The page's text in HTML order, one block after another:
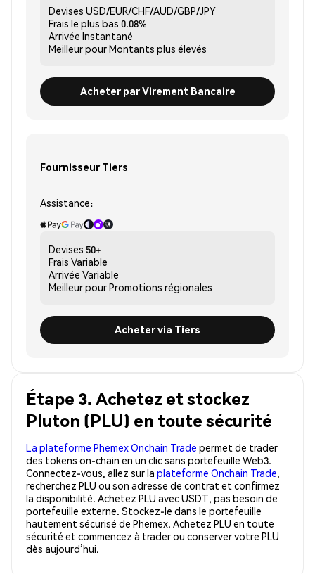
Devises USD/EUR/CHF/AUD/GBP/JPY
Frais le plus bas 0.08%
Arrivée Instantané
Meilleur pourMontants plus élevés
Acheter par Virement Bancaire
Fournisseur Tiers
Assistance:
Devises 50+
Frais Variable
Arrivée Variable
Meilleur pourPromotions régionales
Acheter via Tiers
Étape 3. Achetez et stockez
Pluton (PLU) en toute sécurité
La plateforme Phemex Onchain Trade permet de trader
des tokens on-chain en un clic sans portefeuille Web3.
Connectez-vous, allez sur la plateforme Onchain Trade,
recherchez PLU ou son adresse de contrat et confirmez
la disponibilité. Achetez PLU avec USDT, pas besoin de
portefeuille externe. Stockez-le dans le portefeuille
hautement sécurisé de Phemex. Achetez PLU en toute
sécurité et commencez à trader ou conserver votre PLU
dès aujourd’hui.